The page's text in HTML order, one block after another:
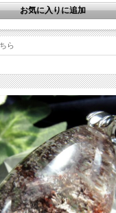
つだけの風景を見せてくれます
ーが、あなたを力強くサポート
なアクセサリーとして、この機
】
品を撮影しております。
、チェーンは付属されません。
な誤差が出る場合があります。
の量・色みに個体差がありま
心がけておりますが、お使いの
出る場合があります。 ご了承
ら